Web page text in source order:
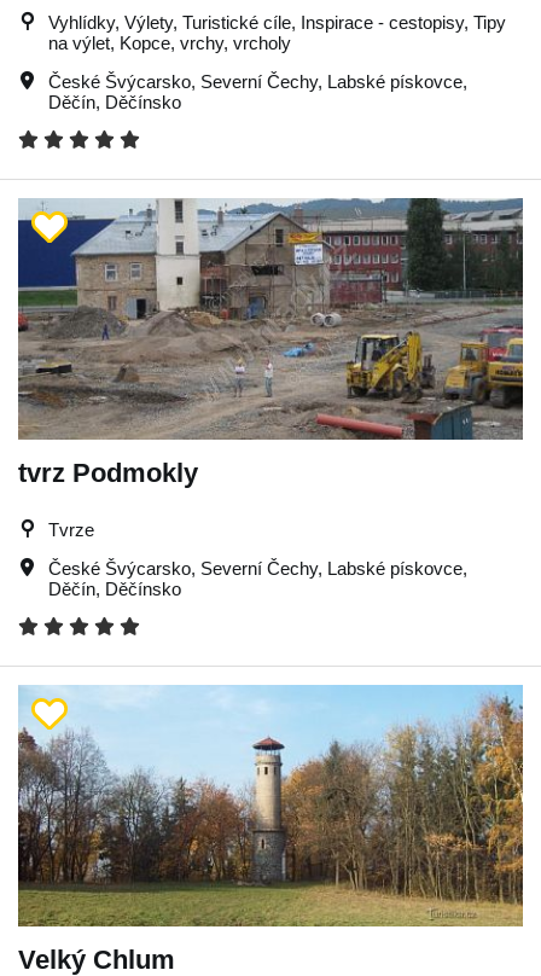
Vyhlídky, Výlety, Turistické cíle, Inspirace - cestopisy, Tipy
na výlet, Kopce, vrchy, vrcholy
České Švýcarsko, Severní Čechy, Labské pískovce,
Děčín, Děčínsko
tvrz Podmokly
Tvrze
České Švýcarsko, Severní Čechy, Labské pískovce,
Děčín, Děčínsko
Velký Chlum